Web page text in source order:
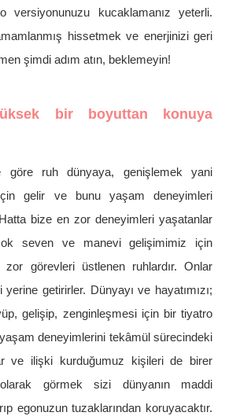
versiyonunuzu kucaklamanız yeterli.
hissetmek ve enerjinizi geri
şimdi adım atın, beklemeyin!
bir boyuttan konuya
göre ruh dünyaya, genişlemek yani
gelir ve bunu yaşam deneyimleri
bize en zor deneyimleri yaşatanlar
seven ve manevi gelişimimiz için
zor görevleri üstlenen ruhlardır. Onlar
getirirler. Dünyayı ve hayatımızı;
gelişip, zenginleşmesi için bir tiyatro
deneyimlerini tekâmül sürecindeki
ve ilişki kurduğumuz kişileri de birer
görmek sizi dünyanın maddi
egonuzun tuzaklarından koruyacaktır.